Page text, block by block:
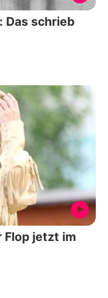
Das schrieb
Flop jetzt im